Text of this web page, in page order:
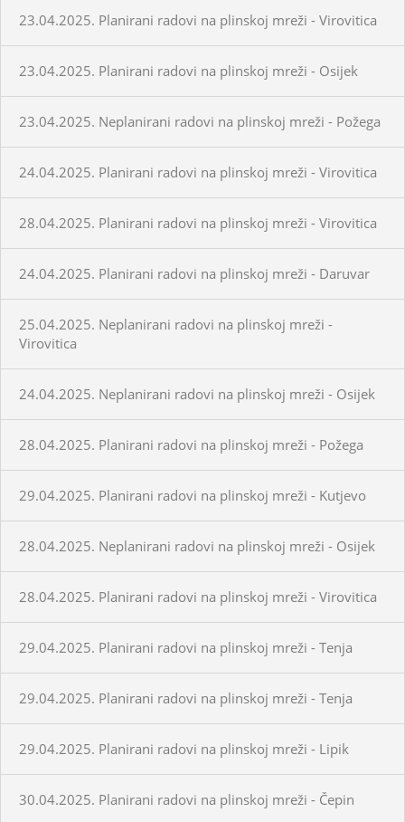
23.04.2025. Planirani radovi na plinskoj mreži - Virovitica
23.04.2025. Planirani radovi na plinskoj mreži - Osijek
23.04.2025. Neplanirani radovi na plinskoj mreži - Požega
24.04.2025. Planirani radovi na plinskoj mreži - Virovitica
28.04.2025. Planirani radovi na plinskoj mreži - Virovitica
24.04.2025. Planirani radovi na plinskoj mreži - Daruvar
25.04.2025. Neplanirani radovi na plinskoj mreži -
Virovitica
24.04.2025. Neplanirani radovi na plinskoj mreži - Osijek
28.04.2025. Planirani radovi na plinskoj mreži - Požega
29.04.2025. Planirani radovi na plinskoj mreži - Kutjevo
28.04.2025. Neplanirani radovi na plinskoj mreži - Osijek
28.04.2025. Planirani radovi na plinskoj mreži - Virovitica
29.04.2025. Planirani radovi na plinskoj mreži - Tenja
29.04.2025. Planirani radovi na plinskoj mreži - Tenja
29.04.2025. Planirani radovi na plinskoj mreži - Lipik
30.04.2025. Planirani radovi na plinskoj mreži - Čepin